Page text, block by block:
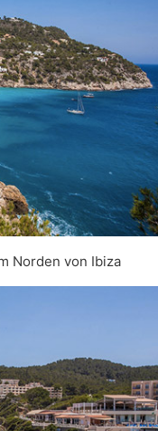
Norden von Ibiza